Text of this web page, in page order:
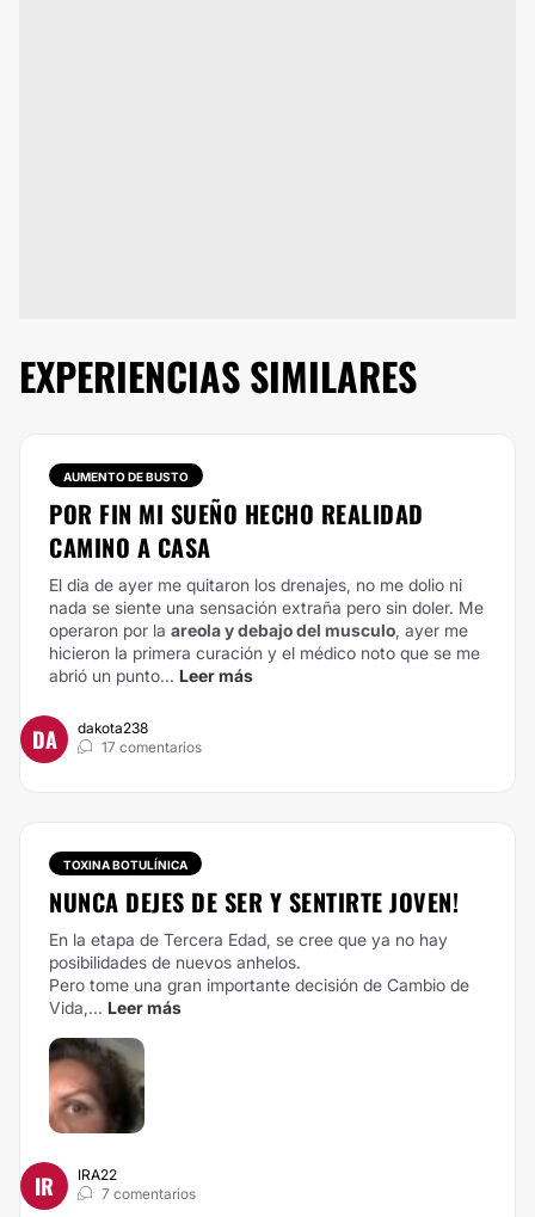
EXPERIENCIAS SIMILARES
AUMENTO DE BUSTO
POR FIN MI SUEÑO HECHO REALIDAD
CAMINO A CASA
El dia de ayer me quitaron los drenajes, no me dolio ni
nada se siente una sensación extraña pero sin doler. Me
operaron por la areola y debajo del musculo , ayer me
hicieron la primera curación y el médico noto que se me
abrió un punto... Leer más
DA
dakota238
17 comentarios
TOXINA BOTULÍNICA
NUNCA DEJES DE SER Y SENTIRTE JOVEN!
En la etapa de Tercera Edad, se cree que ya no hay
posibilidades de nuevos anhelos.
Pero tome una gran importante decisión de Cambio de
Vida,... Leer más
IR
IRA22
7 comentarios